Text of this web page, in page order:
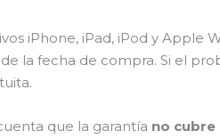
iPhone, iPad, iPod y Apple
la fecha de compra. Si el
que la garantía no cubre